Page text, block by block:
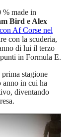
% made in
Bird e Alex
Af Corse nel
con la scuderia,
di lui il terzo
in Formula E.
stagione
anno in cui ha
diventando